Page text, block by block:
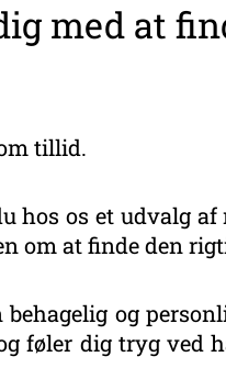
med at
tillid.
os et udvalg
at finde den
og
føler dig tryg ved